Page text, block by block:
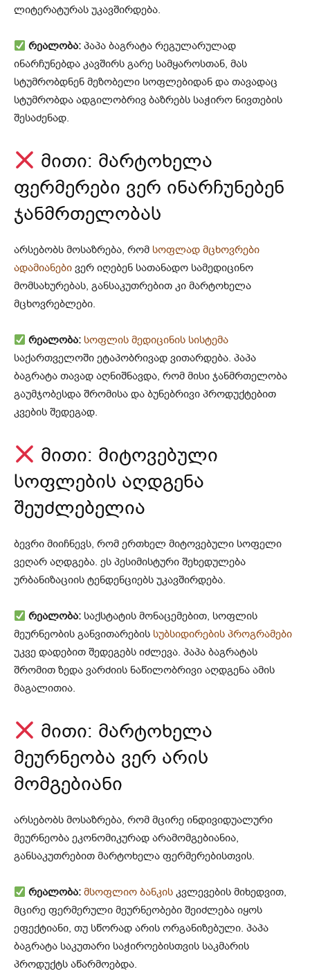
ლიტერატურას უკავშირდება.
რეალობა: პაპა ბაგრატა რეგულარულად
ინარჩუნებდა კავშირს გარე სამყაროსთან, მას
სტუმრობდნენ მეზობელი სოფლებიდან და თავადაც
სტუმრობდა ადგილობრივ ბაზრებს საჭირო ნივთების
შესაძენად.
მითი: მარტოხელა
ფერმერები ვერ ინარჩუნებენ
ჯანმრთელობას
არსებობს მოსაზრება, რომ სოფლად მცხოვრები
ადამიანები ვერ იღებენ სათანადო სამედიცინო
მომსახურებას, განსაკუთრებით კი მარტოხელა
მცხოვრებლები.
რეალობა: სოფლის მედიცინის სისტემა
საქართველოში ეტაპობრივად ვითარდება. პაპა
ბაგრატა თავად აღნიშნავდა, რომ მისი ჯანმრთელობა
გაუმჯობესდა შრომისა და ბუნებრივი პროდუქტებით
კვების შედეგად.
მითი: მიტოვებული
სოფლების აღდგენა
შეუძლებელია
ბევრი მიიჩნევს, რომ ერთხელ მიტოვებული სოფელი
ვეღარ აღდგება. ეს პესიმისტური შეხედულება
ურბანიზაციის ტენდენციებს უკავშირდება.
რეალობა: საქსტატის მონაცემებით, სოფლის
მეურნეობის განვითარების სუბსიდირების პროგრამები
უკვე დადებით შედეგებს იძლევა. პაპა ბაგრატას
შრომით ზედა ვარძიის ნაწილობრივი აღდგენა ამის
მაგალითია.
მითი: მარტოხელა
მეურნეობა ვერ არის
მომგებიანი
არსებობს მოსაზრება, რომ მცირე ინდივიდუალური
მეურნეობა ეკონომიკურად არამომგებიანია,
განსაკუთრებით მარტოხელა ფერმერებისთვის.
რეალობა: მსოფლიო ბანკის კვლევების მიხედვით,
მცირე ფერმერული მეურნეობები შეიძლება იყოს
ეფექტიანი, თუ სწორად არის ორგანიზებული. პაპა
ბაგრატა საკუთარი საჭიროებისთვის საკმარის
პროდუქტს აწარმოებდა.